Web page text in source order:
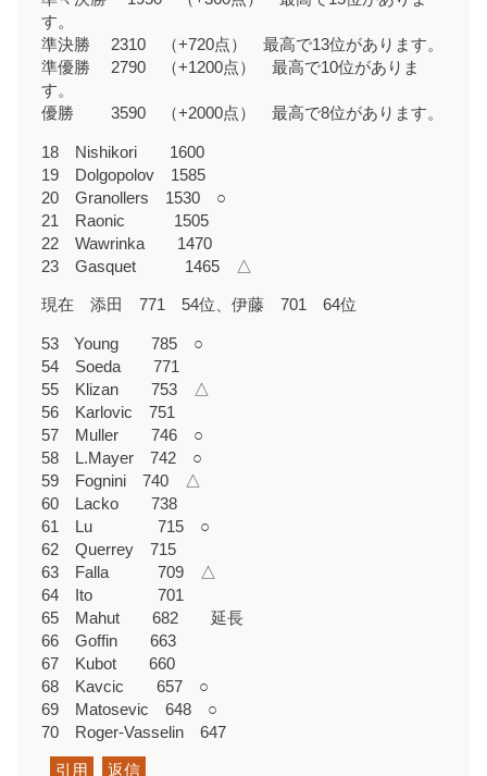
す。
準決勝 2310 （+720点） 最高で13位があります。
準優勝 2790 （+1200点） 最高で10位がありま
す。
優勝 3590 （+2000点） 最高で8位があります。
18 Nishikori 1600
19 Dolgopolov 1585
20 Granollers 1530 ○
21 Raonic 1505
22 Wawrinka 1470
23 Gasquet 1465 △
現在 添田 771 54位、伊藤 701 64位
53 Young 785 ○
54 Soeda 771
55 Klizan 753 △
56 Karlovic 751
57 Muller 746 ○
58 L.Mayer 742 ○
59 Fognini 740 △
60 Lacko 738
61 Lu 715 ○
62 Querrey 715
63 Falla 709 △
64 Ito 701
65 Mahut 682 延長
66 Goffin 663
67 Kubot 660
68 Kavcic 657 ○
69 Matosevic 648 ○
70 Roger-Vasselin 647
引用 返信